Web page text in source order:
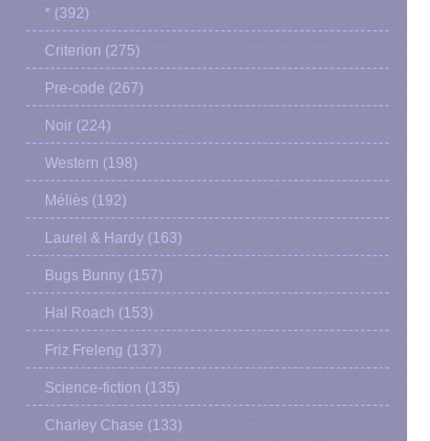
* (392)
Criterion (275)
Pre-code (267)
Noir (224)
Western (198)
Méliès (192)
Laurel & Hardy (163)
Bugs Bunny (157)
Hal Roach (153)
Friz Freleng (137)
Science-fiction (135)
Charley Chase (133)